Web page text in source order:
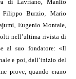
di Lavriano, Manlio
Filippo Burzio, Mario
Eugenio Montale,
nell’ultima rivista di
al suo fondatore: «Il
e poi, dall’inizio del
prove, quando erano